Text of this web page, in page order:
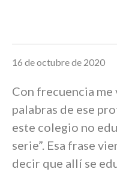
16 de octubre de 2020
Con frecuencia me
palabras de ese
este colegio no
serie”. Esa frase
decir que allí se